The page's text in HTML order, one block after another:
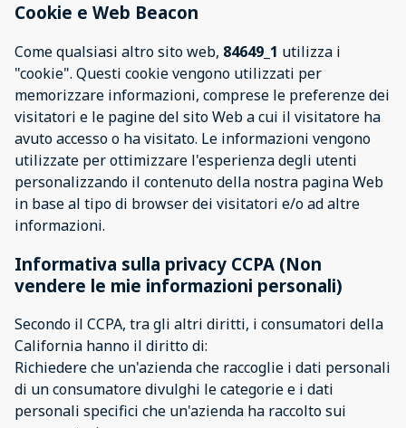
Cookie e Web Beacon
Come qualsiasi altro sito web, 84649_1 utilizza i
"cookie". Questi cookie vengono utilizzati per
memorizzare informazioni, comprese le preferenze dei
visitatori e le pagine del sito Web a cui il visitatore ha
avuto accesso o ha visitato. Le informazioni vengono
utilizzate per ottimizzare l'esperienza degli utenti
personalizzando il contenuto della nostra pagina Web
in base al tipo di browser dei visitatori e/o ad altre
informazioni.
Informativa sulla privacy CCPA (Non
vendere le mie informazioni personali)
Secondo il CCPA, tra gli altri diritti, i consumatori della
California hanno il diritto di:
Richiedere che un'azienda che raccoglie i dati personali
di un consumatore divulghi le categorie e i dati
personali specifici che un'azienda ha raccolto sui